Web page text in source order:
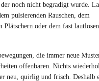
noch nicht begradigt wurde.
pulsierenden Rauschen, dem
Plätschern oder dem fast
die immer neue
offenbaren. Nichts
neu, quirlig und frisch. Deshalb